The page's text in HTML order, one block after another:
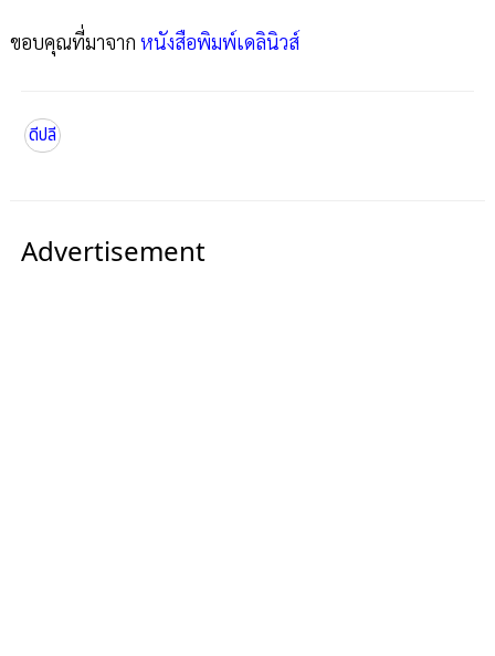
ขอบคุณที่มาจาก หนังสือพิมพ์เดลินิวส์
ดีปลี
Advertisement